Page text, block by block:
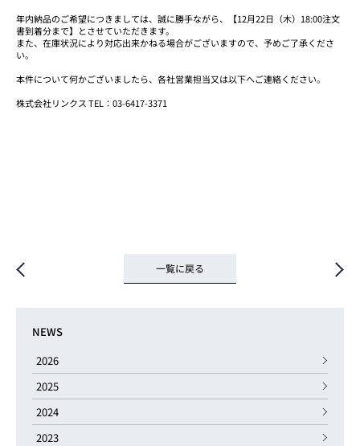
年内納品のご希望につきましては、誠に勝手ながら、【12月22日（木）18:00注文
書到着分まで】とさせていただきます。
また、在庫状況により対応出来かねる場合がございますので、予めご了承くださ
い。
本件について何かございましたら、各社営業担当又は以下へご連絡ください。
株式会社リンクス TEL：03-6417-3371
一覧に戻る
NEWS
2026
2025
2024
2023